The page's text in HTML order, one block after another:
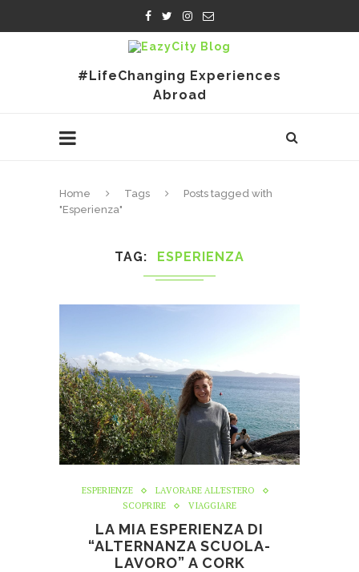
#LifeChanging Experiences
Abroad
Home Tags
Posts tagged with
"Esperienza"
TAG ESPERIENZA
ESPERIENZE
LAVORARE ALL'ESTERO
SCOPRIRE
VIAGGIARE
LA MIA ESPERIENZA DI
“ALTERNANZA SCUOLA-
LAVORO” A CORK